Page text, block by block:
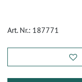
Art. Nr.: 187771